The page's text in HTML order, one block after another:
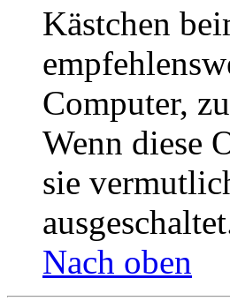
Kästchen
Computer,
Wenn diese
sie
Nach oben